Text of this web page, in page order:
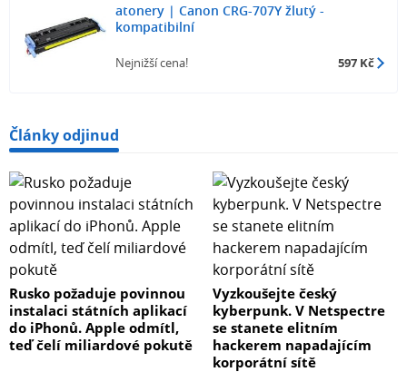
atonery | Canon CRG-707Y žlutý -
kompatibilní
Nejnižší cena! 597 Kč
Články odjinud
Rusko požaduje povinnou
instalaci státních aplikací
do iPhonů. Apple odmítl,
teď čelí miliardové pokutě
Vyzkoušejte český
kyberpunk. V Netspectre
se stanete elitním
hackerem napadajícím
korporátní sítě